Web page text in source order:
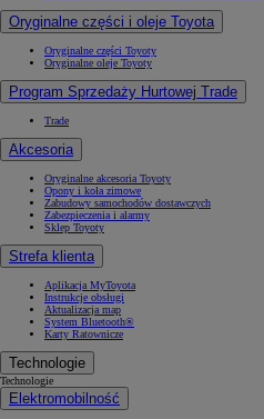
Oryginalne części i oleje Toyota
Oryginalne części Toyoty
Oryginalne oleje Toyoty
Program Sprzedaży Hurtowej Trade
Trade
Akcesoria
Oryginalne akcesoria Toyoty
Opony i koła zimowe
Zabudowy samochodów dostawczych
Zabezpieczenia i alarmy
Sklep Toyoty
Strefa klienta
Aplikacja MyToyota
Instrukcje obsługi
Aktualizacja map
System Bluetooth®
Karty Ratownicze
Technologie
Technologie
Elektromobilność